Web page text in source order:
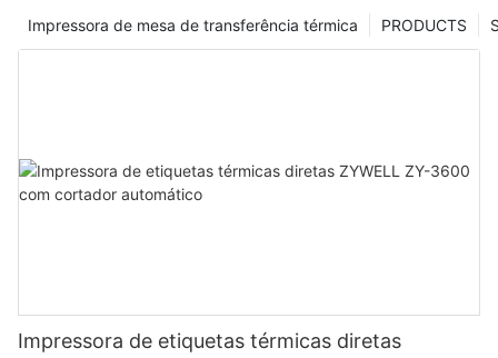
PRODUCTS
Impressora de mesa de transferência térmica
Impressora de etiquetas térmicas diretas